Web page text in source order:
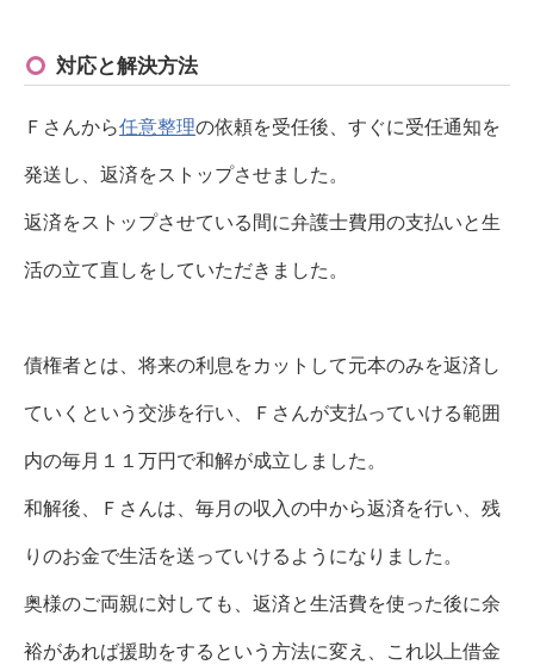
対応と解決方法
Ｆさんから任意整理の依頼を受任後、すぐに受任通知を
発送し、返済をストップさせました。
返済をストップさせている間に弁護士費用の支払いと生
活の立て直しをしていただきました。
債権者とは、将来の利息をカットして元本のみを返済し
ていくという交渉を行い、Ｆさんが支払っていける範囲
内の毎月１１万円で和解が成立しました。
和解後、Ｆさんは、毎月の収入の中から返済を行い、残
りのお金で生活を送っていけるようになりました。
奥様のご両親に対しても、返済と生活費を使った後に余
裕があれば援助をするという方法に変え、これ以上借金